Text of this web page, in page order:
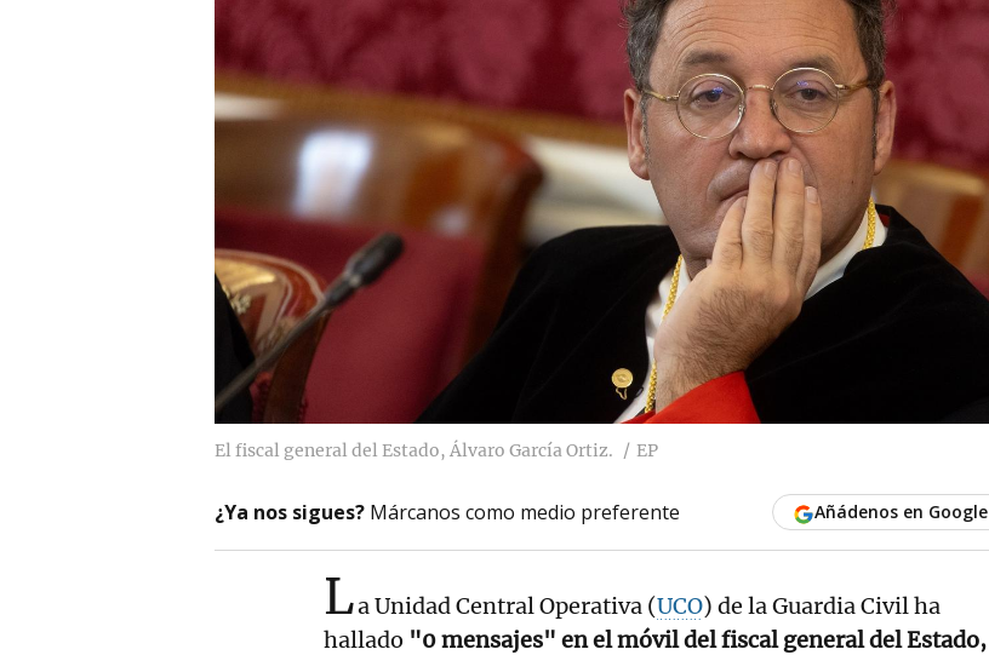
El fiscal general del Estado, Álvaro García Ortiz. EP
¿Ya nos sigues? Márcanos como medio preferente Añádenos en Google
La Unidad Central Operativa (UCO) de la Guardia Civil ha
hallado "0 mensajes" en el móvil del fiscal general del Estado,